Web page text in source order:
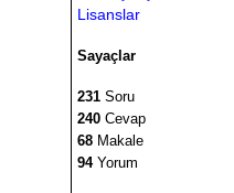
Lisanslar
Sayaçlar
231 Soru
240 Cevap
68 Makale
94Yorum